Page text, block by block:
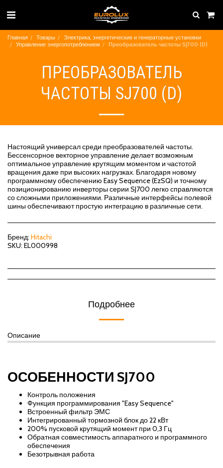
Главная Товары
Электрика, энергетические и генераторные установки
Управление энергопотреблением
Преобразователь частоты SJ700 (D)
ПРЕОБРАЗОВАТЕЛЬ
ЧАСТОТЫ SJ700 (D)
Настоящий универсал среди преобразователей частоты.
Бессенсорное векторное управление делает возможным
оптимальное управление крутящим моментом и частотой
вращения даже при высоких нагрузках. Благодаря новому
программному обеспечению Easy Sequence (EzSQ) и точному
позиционированию инверторы серии SJ700 легко справляются
со сложными приложениями. Различные интерфейсы полевой
шины обеспечивают простую интеграцию в различные сети.
Бренд: Hitachi
SKU: EL000998
Подробнее
Описание
ОСОБЕННОСТИ SJ700
Контроль положения
Функция программирования "Easy Sequence"
Встроенный фильтр ЭМС
Интегрированный тормозной блок до 22 кВт
200% пусковой крутящий момент при 0,3 Гц
Обратная совместимость аппаратного и программного
обеспечения
Безотрывная работа